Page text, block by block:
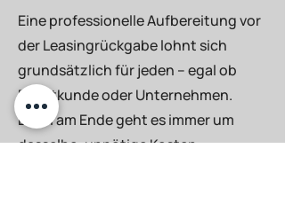
Eine professionelle Aufbereitung vor
der Leasingrückgabe lohnt sich
grundsätzlich für jeden – egal ob
Privatkunde oder Unternehmen.
Denn am Ende geht es immer um
dasselbe: unnötige Kosten